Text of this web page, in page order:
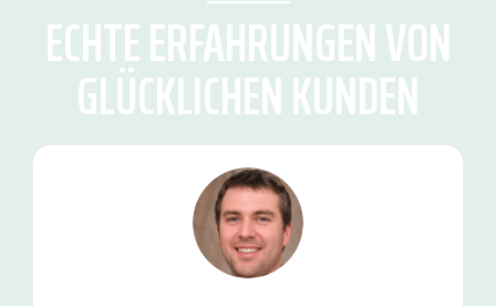
ECHTE ERFAHRUNGEN VON
GLÜCKLICHEN KUNDEN